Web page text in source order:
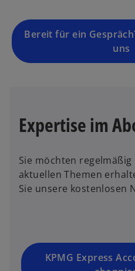
Bereit für ein
uns
Expertise im
Sie möchten
aktuellen Themen
Sie unsere kostenlosen
KPMG Express